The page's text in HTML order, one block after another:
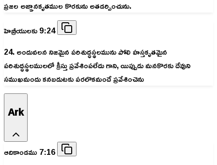
ప్రజల అజ్ఞానకృతముల కొరకును అతడర్పించును.
హెబ్రీయులకు 9:24
24. అందువలన నిజమైన పరిశుద్ధస్థలమును పోలి హస్తకృతమైన
పరిశుద్ధస్థలములలో క్రీస్తు ప్రవేశింపలేదు గాని, యిప్పుడు మనకొరకు దేవుని
సముఖమందు కనబడుటకు పరలొకమందే ప్రవేశించెను
Ark
ఆదికాండము 7:16